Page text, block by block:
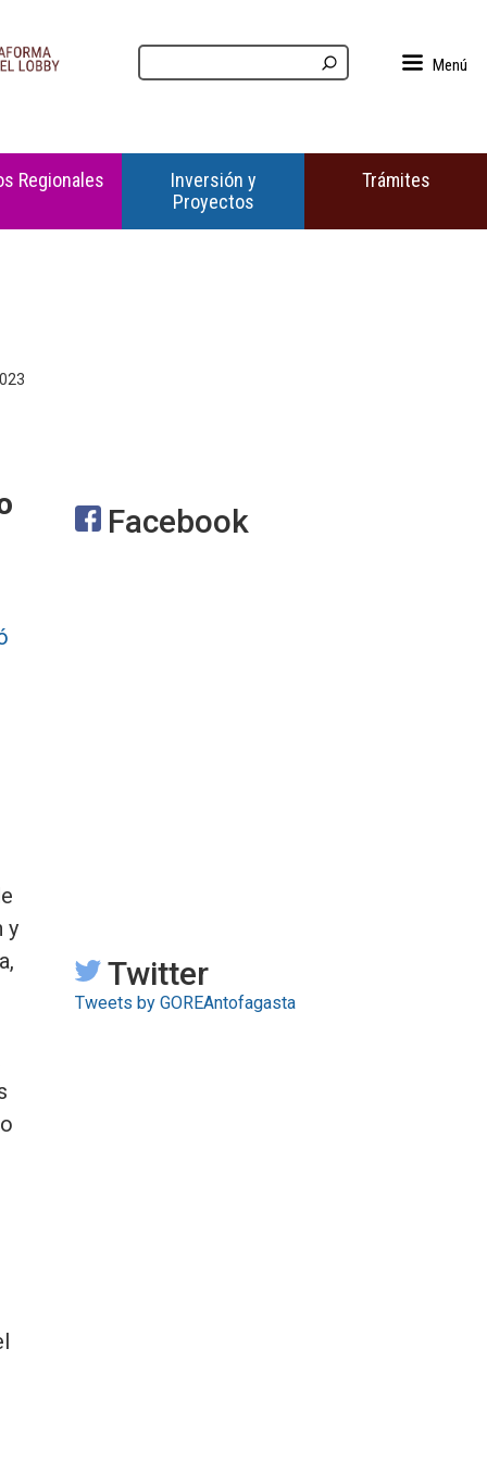
Menú
Regionales
Inversión y
Proyectos
Trámites
y
Facebook
Twitter
Tweets by GOREAntofagasta